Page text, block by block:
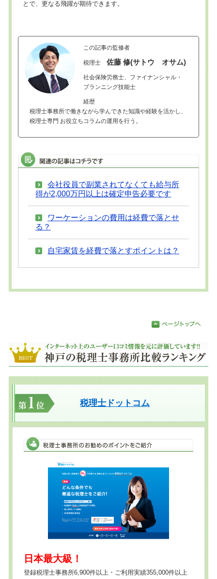
とで、更なる飛躍が期待できます。
この記事の監修者
税理士佐藤 修(サトウ オサム)
社会保険労務士、ファイナンシャル・
プランニング技能士
経歴
税理士事務所で働きながら学んできた知識や経験を活かし、
税理士専門 お役立ちコラムの運用を行う。
会社役員で副業されてなくても給与所
得が2,000万円以上は確定申告必要です
ワーケーションの費用は経費で落とせ
る？
自宅家賃を経費で落とすポイントは？
税理士ドットコム
日本最大級！
登録税理士事務所6,900件以上・ご利用実績355,000件以上